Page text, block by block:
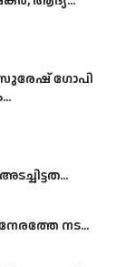
സുരേഷ് ഗോപി
നേരത്തേ നട...